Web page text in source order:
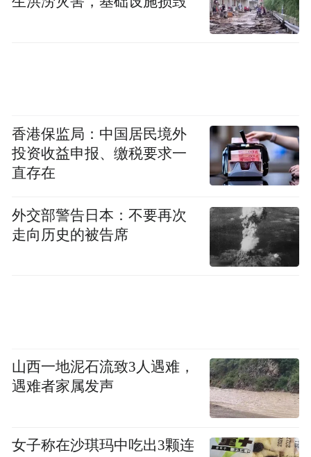
香港保监局：中国居民境外
投资收益申报、缴税要求一
直存在
外交部警告日本：不要再次
走向历史的被告席
山西一地泥石流致3人遇难，
遇难者家属发声
女子称在沙琪玛中吃出3颗连